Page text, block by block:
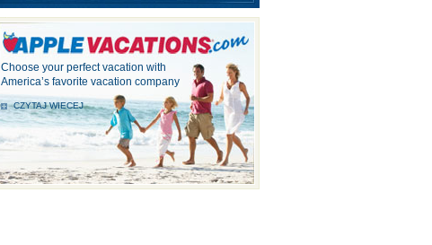
Choose your perfect vacation with
America’s favorite vacation company
CZYTAJ WIECEJ